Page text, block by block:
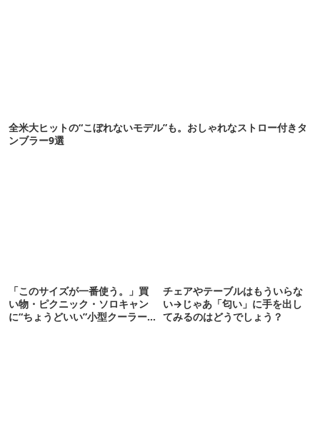
全米大ヒットの“こぼれないモデル”も。おしゃれなストロー付きタ
ンブラー9選
「このサイズが一番使う。」買
い物・ピクニック・ソロキャン
に“ちょうどいい”小型クーラー
チェアやテーブルはもういらな
い→じゃあ「匂い」に手を出し
てみるのはどうでしょう？